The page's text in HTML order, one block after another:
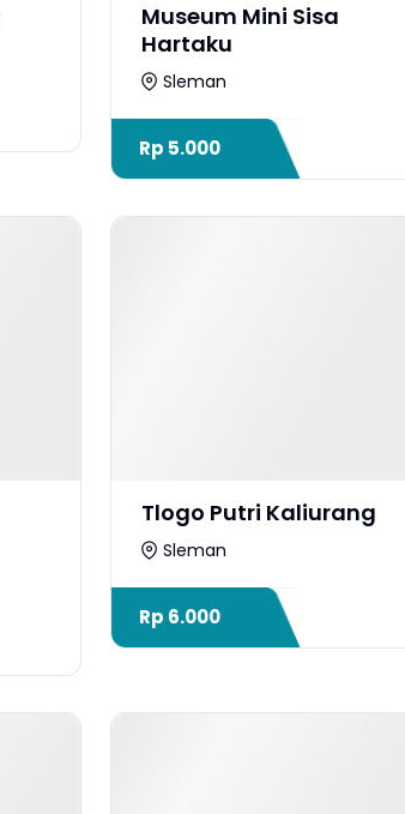
Museum Mini Sisa
Hartaku
Sleman
Rp 5.000
Tlogo Putri Kaliurang
Sleman
Rp 6.000